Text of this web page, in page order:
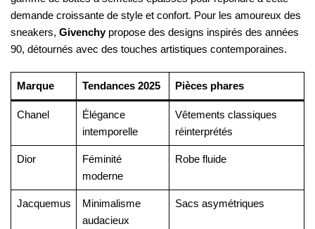
demande croissante de style et confort. Pour les amoureux des
sneakers, Givenchypropose des designs inspirés des années
90, détournés avec des touches artistiques contemporaines.
Marque Tendances 2025 Pièces phares
Chanel
Élégance
intemporelle
Vêtements classiques
réinterprétés
Dior
Féminité
moderne
Robe fluide
Jacquemus
Minimalisme
audacieux
Sacs asymétriques